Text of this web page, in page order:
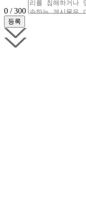
0 / 300